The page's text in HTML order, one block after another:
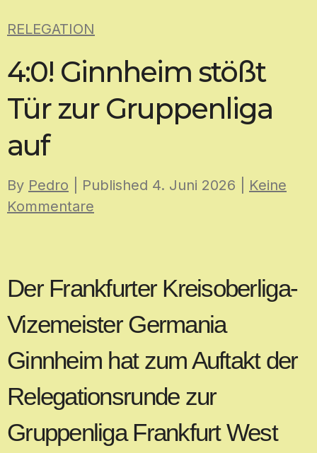
toRELEGATION
4:0! Ginnheim stößt
Tür zur Gruppenliga
auf
By Pedro | Published 4. Juni 2026
Keine
Kommentare
Der Frankfurter Kreisoberliga-
Vizemeister Germania
Ginnheim hat zum Auftakt der
Relegationsrunde zur
Gruppenliga Frankfurt West